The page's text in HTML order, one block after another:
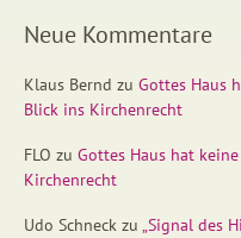
Neue Kommentare
Klaus Bernd zu Gottes Haus
Blick ins Kirchenrecht
FLO zu Gottes Haus hat
Kirchenrecht
Udo Schneck zu „Signal des